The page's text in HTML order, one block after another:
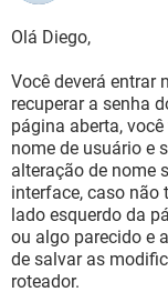
Olá Diego,
Você deverá entrar
recuperar a senha
página aberta,
nome de usuário e
alteração de nome
interface, caso não
lado esquerdo da
ou algo parecido e
de salvar as
roteador.